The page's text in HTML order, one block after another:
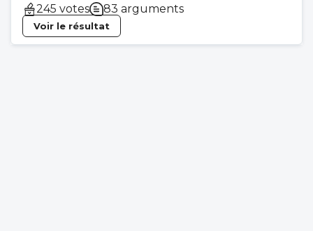
245 votes
83 arguments
Voir le résultat